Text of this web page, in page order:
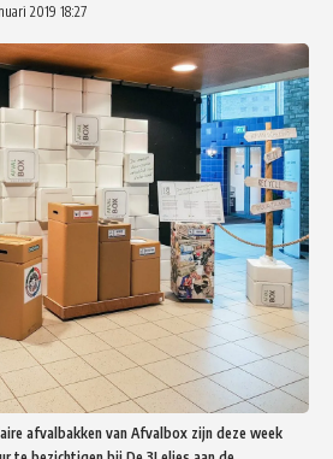
2019 18:27
afvalbakken van Afvalbox zijn deze week